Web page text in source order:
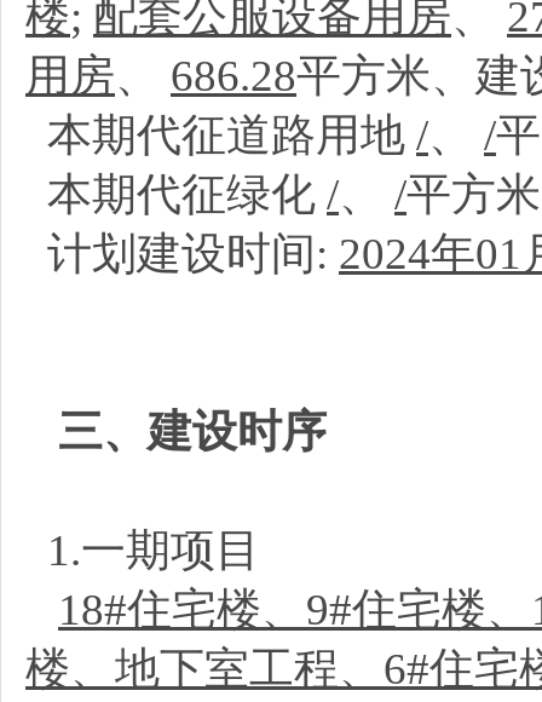
楼; 配套公服设备用房、
用房、 686.28平方米、建
本期代征道路用地 /、 /
本期代征绿化 /、 /平方
计划建设时间: 2024年01
三、建设时序
1.一期项目
18#住宅楼、9#住宅楼
楼、地下室工程、6#住宅